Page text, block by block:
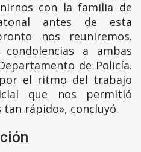
con la familia de
antes de esta
nos reuniremos.
condolencias a ambas
de Policía.
por el ritmo del trabajo
que nos permitió
rápido», concluyó.